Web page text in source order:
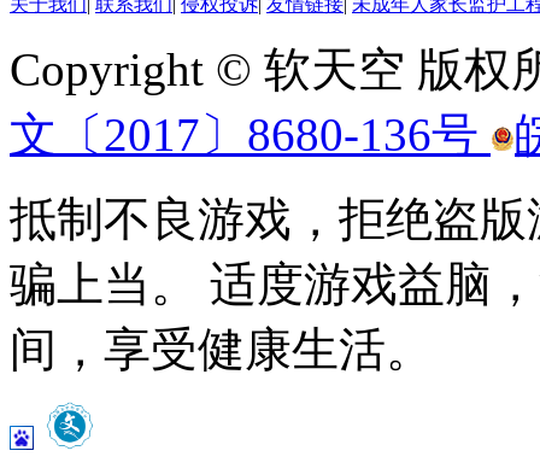
Copyright © 软天空 版权
文〔2017〕8680-136号
抵制不良游戏，拒绝盗
骗上当。 适度游戏益脑
间，享受健康生活。